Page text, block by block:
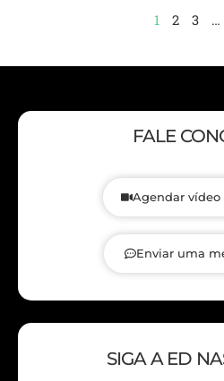
1 2 3 …
FALE
Agendar vídeo
Enviar uma
SIGA A ED